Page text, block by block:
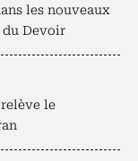
les nouveaux
du Devoir
le